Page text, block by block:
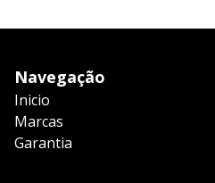
Navegação
Inicio
Marcas
Garantia